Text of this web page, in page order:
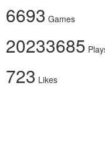
6693 Games
20233685
723 Likes